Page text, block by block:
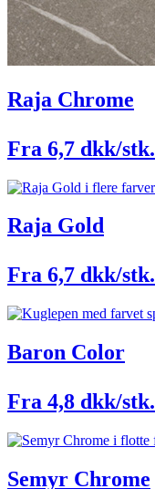
Raja Chrome
Fra 6,7 dkk/stk.
Raja Gold
Fra 6,7 dkk/stk.
Baron Color
Fra 4,8 dkk/stk.
Semyr Chrome